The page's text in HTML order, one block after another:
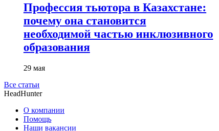
Профессия тьютора в Казахстане:
почему она становится
необходимой частью инклюзивного
образования
29 мая
Все статьи
HeadHunter
О компании
Помощь
Наши вакансии